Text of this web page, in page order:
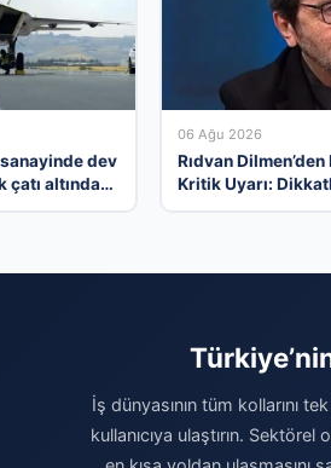
dev
çatı altında
06 Ağu 2026
Rıdvan
Kritik Uyarı:
İş dünyasının tüm kollarını
kullanıcıya ulaştırın.